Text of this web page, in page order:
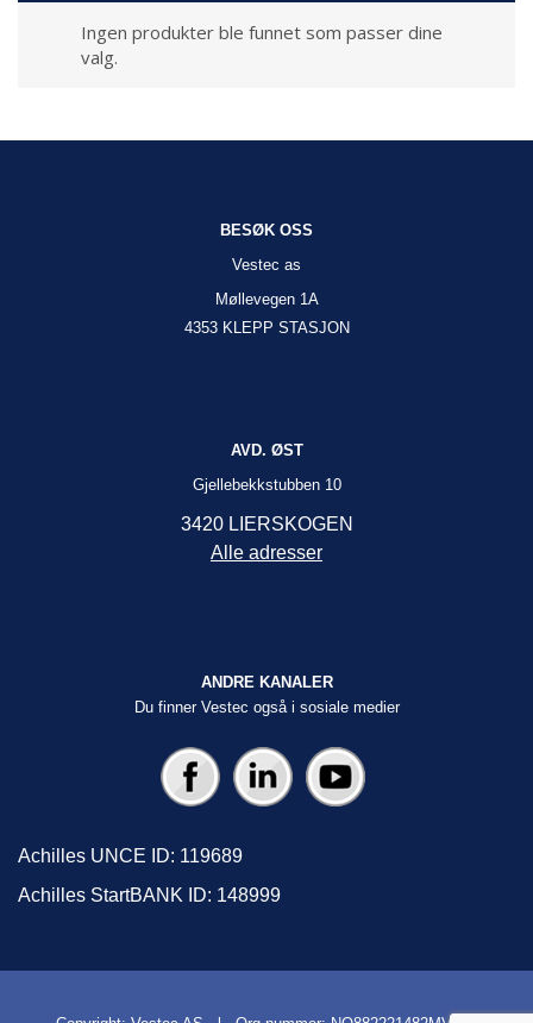
Ingen produkter ble funnet som passer dine
valg.
BESØK OSS
Vestec as
Møllevegen 1A
4353 KLEPP STASJON
AVD. ØST
Gjellebekkstubben 10
3420 LIERSKOGEN
Alle adresser
ANDRE KANALER
Du finner Vestec også i sosiale medier
Achilles UNCE ID: 119689
Achilles StartBANK ID: 148999